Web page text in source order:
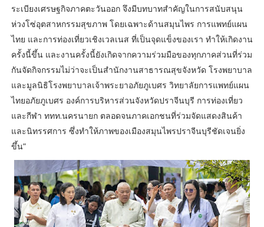
ระเบียงเศรษฐกิจภาคตะวันออก จึงมีบทบาทสำคัญในการสนับสนุน
ห่วงโซ่อุตสาหกรรมสุขภาพ โดยเฉพาะด้านสมุนไพร การแพทย์แผน
ไทย และการท่องเที่ยวเชิงเวลเนส ที่เป็นจุดแข็งของเรา ทำให้เกิดงาน
ครั้งนี้ขึ้น และงานครั้งนี้ยังเกิดจากความร่วมมือของทุกภาคส่วนที่ร่วม
กันจัดกิจกรรมไม่ว่าจะเป็นสำนักงานสาธารณสุขจังหวัด โรงพยาบาล
และมูลนิธิโรงพยาบาลเจ้าพระยาอภัยภูเบศร วิทยาลัยการแพทย์แผน
ไทยอภัยภูเบศร องค์การบริหารส่วนจังหวัดปราจีนบุรี การท่องเที่ยว
และกีฬา ททท.นครนายก ตลอดจนภาคเอกชนที่ร่วมจัดแสดงสินค้า
และนิทรรศการ ซึ่งทำให้ภาพของเมืองสมุนไพรปราจีนบุรีชัดเจนยิ่ง
ขึ้น”